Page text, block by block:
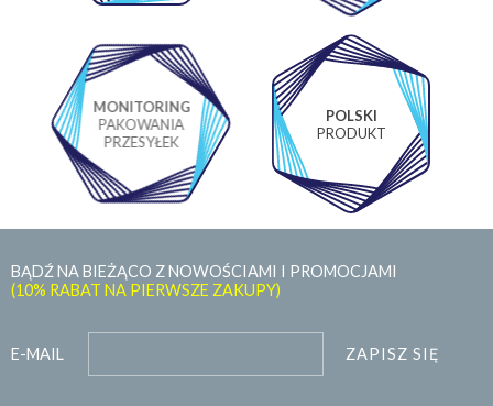
MONITORING
PAKOWANIA
PRZESYŁEK
POLSKI
PRODUKT
BĄDŹ NA BIEŻĄCO Z NOWOŚCIAMI I PROMOCJAMI
(10% RABAT NA PIERWSZE ZAKUPY)
E-MAIL ZAPISZ SIĘ